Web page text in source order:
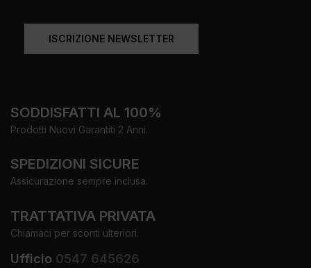
ISCRIZIONE NEWSLETTER
SODDISFATTI AL 100%
Prodotti Nuovi Garantiti 2 Anni.
SPEDIZIONI SICURE
Assicurazione sempre inclusa.
TRATTATIVA PRIVATA
Chiamaci per sconti ulteriori.
Ufficio 0547 645626